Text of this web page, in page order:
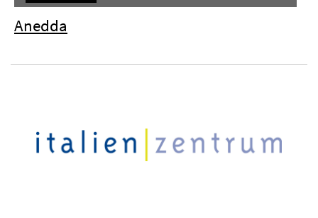
Anedda